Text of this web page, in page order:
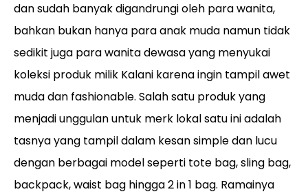
dan sudah banyak digandrungi oleh para wanita,
bahkan bukan hanya para anak muda namun tidak
sedikit juga para wanita dewasa yang menyukai
koleksi produk milik Kalani karena ingin tampil awet
muda dan fashionable. Salah satu produk yang
menjadi unggulan untuk merk lokal satu ini adalah
tasnya yang tampil dalam kesan simple dan lucu
dengan berbagai model seperti tote bag, sling bag,
backpack, waist bag hingga 2 in 1 bag. Ramainya